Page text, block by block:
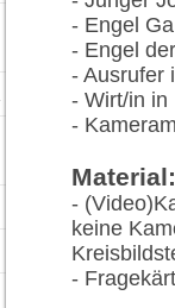
- Engel
- Engel
- Ausrufer
- Wirt/in in
-
-
keine
-